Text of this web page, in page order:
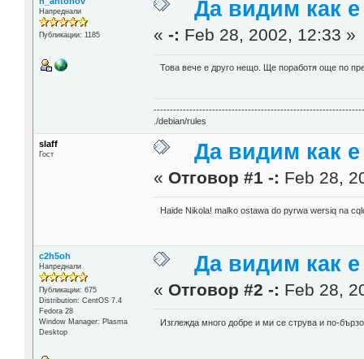
Напреднали
Публикации: 1185
Да видим как
«-: Feb 28, 2002, 12:33 »
Това вече е друго нещо. Ще поработя още по
./debian/rules
slaff
Гост Да видим как
« Отговор #1 -: Feb 28,
Haide Nikola! malko ostawa do pyrwa wersiq na
c2h5oh
Напреднали
Публикации: 675
Distribution: CentOS 7.4
Fedora 28
Window Manager: Plasma
Desktop
Да видим как
« Отговор #2 -: Feb 28,
Изглежда много добре и ми се струва и по-